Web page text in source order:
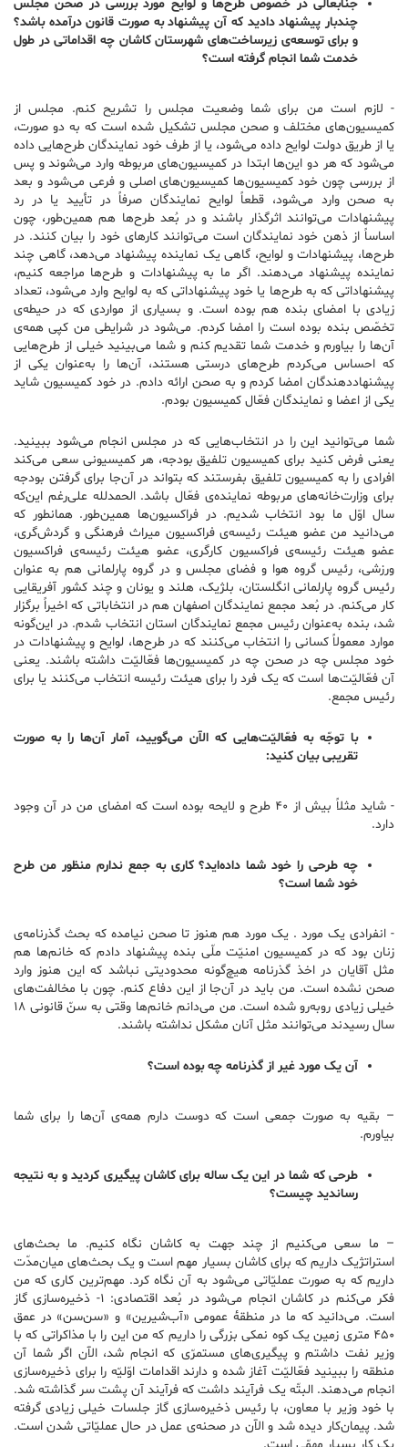
جنابعالی در خصوص طرح‌ها و لوایح مورد بررسی در صحن مجلس
چندبار پیشنهاد دادید که آن پیشنهاد به صورت قانون درآمده باشد؟
و برای توسعه‌ی زیرساخت‌های شهرستان کاشان چه اقداماتی در طول
خدمت شما انجام گرفته است؟
-‌ لازم است من برای شما وضعیت مجلس را تشریح کنم. مجلس از
کمیسیون‌های مختلف و صحن مجلس تشکیل شده است که به دو صورت،
یا از طریق دولت لوایح داده می‌شود، یا از طرف خود نمایندگان طرح‌هایی داده
می‌شود که هر دو این‌ها ابتدا در کمیسیون‌های مربوطه وارد می‌شوند و پس
از بررسی چون خود کمیسیون‌ها کمیسیون‌های اصلی و فرعی می‌شود و بعد
به صحن وارد می‌شود، قطعاً لوایح نمایندگان صرفاً در تأیید یا در رد
پیشنهادات می‌توانند اثرگذار باشند و در بُعد طرح‌ها هم همین‌طور، چون
اساساً از ذهن خود نمایندگان است می‌توانند کارهای خود را بیان کنند. در
طرح‌ها، پیشنهادات و لوایح، گاهی یک نماینده پیشنهاد می‌دهد، گاهی چند
نماینده پیشنهاد می‌دهند. اگر ما به پیشنهادات و طرح‌ها مراجعه کنیم،
پیشنهاداتی که به طرح‌ها یا خود پیشنهاداتی که به لوایح وارد می‌شود، تعداد
زیادی با امضای بنده هم بوده است. و بسیاری از مواردی که در حیطه‌ی
تخصّص بنده بوده است را امضا کردم. می‌شود در شرایطی من کپی همه‌ی
آن‌ها را بیاورم و خدمت شما تقدیم کنم و شما می‌بینید خیلی از طرح‌هایی
که احساس می‌کردم طرح‌های درستی هستند، آن‌ها را به‌عنوان یکی از
پیشنهاددهندگان امضا کردم و به صحن ارائه دادم. در خود کمیسیون شاید
یکی از اعضا و نمایندگان فعّال کمیسیون بودم.
شما می‌توانید این‌ را در انتخاب‌هایی که در مجلس انجام می‌شود ببینید.
یعنی فرض کنید برای کمیسیون تلفیق بودجه، هر کمیسیونی سعی می‌کند
افرادی را به کمیسیون تلفیق بفرستند که بتواند در آن‌جا برای گرفتن بودجه
برای وزارت‌خانه‌های مربوطه نماینده‌ی فعّال باشد. الحمدلله علی‌رغم این‌که
سال اوّل ما بود انتخاب شدیم. در فراکسیون‌ها همین‌طور. همانطور که
می‌دانید من عضو هیئت رئیسه‌ی فراکسیون میراث فرهنگی و گردش‌گری،
عضو هیئت رئیسه‌ی فراکسیون کارگری، عضو هیئت رئیسه‌ی فراکسیون
ورزشی، رئیس گروه هوا و فضای مجلس و در گروه پارلمانی هم به عنوان
رئیس گروه پارلمانی انگلستان، بلژیک، هلند و یونان و چند کشور آفریقایی
کار می‌کنم. در بُعد مجمع نمایندگان اصفهان هم در انتخاباتی که اخیراً برگزار
شد، بنده به‌عنوان رئیس مجمع نمایندگان استان انتخاب شدم. در این‌گونه
موارد معمولاً کسانی را انتخاب می‌کنند که در طرح‌ها، لوایح و پیشنهادات در
خود مجلس چه در صحن چه در کمیسیون‌ها فعّالیّت داشته باشند. یعنی
آن فعّالیّت‌ها است که یک فرد را برای هیئت رئیسه انتخاب می‌کنند یا برای
رئیس مجمع.
با توجّه به فعّالیّت‌هایی که الآن می‌گویید، آمار آن‌ها را به صورت
تقریبی بیان کنید:
-‌ شاید مثلاً بیش از ۴۰ طرح و لایحه بوده است که امضای من در آن وجود
دارد.
چه طرحی را خود شما داده‌اید؟ کاری به جمع ندارم منظور من طرح
خود شما است؟
-‌ انفرادی یک مورد . یک مورد هم هنوز تا صحن نیامده که بحث گذرنامه‌ی
زنان بود که در کمیسیون امنیّت ملّی بنده پیشنهاد دادم که خانم‌ها هم
مثل آقایان در اخذ گذرنامه هیچ‌گونه محدودیتی نباشد که این هنوز وارد
صحن نشده است. من باید در آن‌جا از این دفاع کنم. چون با مخالفت‌های
خیلی زیادی روبه‌رو شده است. من می‌دانم خانم‌ها وقتی به سنّ قانونی ۱۸
سال رسیدند می‌توانند مثل آنان مشکل نداشته باشند.
آن یک مورد غیر از گذرنامه چه بوده است؟
– بقیه به صورت جمعی است که دوست دارم همه‌ی آن‌ها را برای شما
بیاورم.
طرحی که شما در این یک ساله برای کاشان پیگیری کردید و به نتیجه
رساندید چیست؟
– ما سعی می‌کنیم از چند جهت به کاشان نگاه کنیم. ما بحث‌های
استراتژیک داریم که برای کاشان بسیار مهم است و یک بحث‌های میان‌مدّت
داریم که به صورت عملیّاتی می‌شود به آن نگاه کرد. مهم‌ترین کاری که من
فکر می‌کنم در کاشان انجام می‌شود در بُعد اقتصادی: ۱- ذخیره‌سازی گاز
است. می‌دانید که ما در منطقهٔ عمومی «آب‌شیرین» و «سن‌سن» در عمق
۴۵۰ متری زمین یک کوه نمکی بزرگی را داریم که من این را با مذاکراتی که با
وزیر نفت داشتم و پیگیری‌های مستمرّی که انجام شد، الآن اگر شما آن
منطقه را ببینید فعّالیّت آغاز شده و دارند اقدامات اوّلیّه را برای ذخیره‌سازی
انجام می‌دهند. البتّه یک فرآیند داشت که فرآیند آن پشت سر گذاشته شد.
با خود وزیر با معاون، با رئیس ذخیره‌سازی گاز جلسات خیلی زیادی گرفته
شد. پیمان‌کار دیده شد و الآن در صحنه‌ی عمل در حال عملیّاتی شدن است.